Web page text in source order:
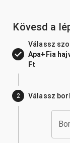
Kövesd a
Válassz
Apa+Fia
Ft
2 Válassz